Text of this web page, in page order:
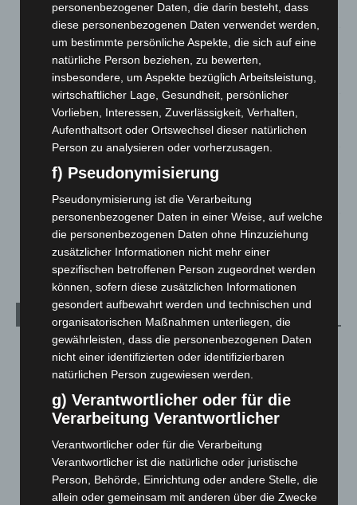
5. August 2026
Mann läuft mit Hockeyschläger über A7 – Polizei sucht
Zeugen
5. August 2026
Celle: Mensch stirbt bei Bagger-Unfall auf Baustelle
5. August 2026
beschädigt
5. August 2026
Anklage nach Abschaltung von „Archetyp Market“ erhoben
3. August 2026
Blaulicht
Corona-News
Hannover und Region
Langenhagen und Ortsteile
Leserbriefe
Menschen
Über uns
personenbezogener Daten, die darin besteht, dass
diese personenbezogenen Daten verwendet werden,
um bestimmte persönliche Aspekte, die sich auf eine
natürliche Person beziehen, zu bewerten,
insbesondere, um Aspekte bezüglich Arbeitsleistung,
wirtschaftlicher Lage, Gesundheit, persönlicher
Vorlieben, Interessen, Zuverlässigkeit, Verhalten,
Aufenthaltsort oder Ortswechsel dieser natürlichen
Person zu analysieren oder vorherzusagen.
f) Pseudonymisierung
Pseudonymisierung ist die Verarbeitung
personenbezogener Daten in einer Weise, auf welche
die personenbezogenen Daten ohne Hinzuziehung
zusätzlicher Informationen nicht mehr einer
spezifischen betroffenen Person zugeordnet werden
können, sofern diese zusätzlichen Informationen
gesondert aufbewahrt werden und technischen und
organisatorischen Maßnahmen unterliegen, die
gewährleisten, dass die personenbezogenen Daten
nicht einer identifizierten oder identifizierbaren
natürlichen Person zugewiesen werden.
g) Verantwortlicher oder für die
Verarbeitung Verantwortlicher
Verantwortlicher oder für die Verarbeitung
Verantwortlicher ist die natürliche oder juristische
Person, Behörde, Einrichtung oder andere Stelle, die
allein oder gemeinsam mit anderen über die Zwecke